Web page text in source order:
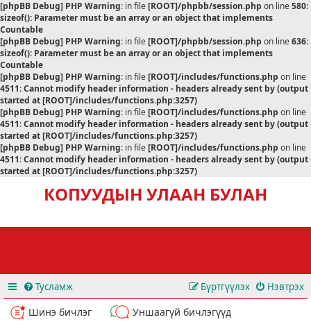
[phpBB Debug] PHP Warning: in file[ROOT]/phpbb/session.php on line580:
sizeof(): Parameter must be an array or an object that implements
Countable
[phpBB Debug] PHP Warning: in file[ROOT]/phpbb/session.php on line636:
sizeof(): Parameter must be an array or an object that implements
Countable
[phpBB Debug] PHP Warning: in file[ROOT]/includes/functions.php on line
4511:Cannot modify header information - headers already sent by (output
started at [ROOT]/includes/functions.php:3257)
[phpBB Debug] PHP Warning: in file[ROOT]/includes/functions.php on line
4511:Cannot modify header information - headers already sent by (output
started at [ROOT]/includes/functions.php:3257)
[phpBB Debug] PHP Warning: in file[ROOT]/includes/functions.php on line
4511:Cannot modify header information - headers already sent by (output
started at [ROOT]/includes/functions.php:3257)
КОПУУДЫН УЛААН БУЛАН
Тусламж Нэвтрэх
Бүртгүүлэх
Шинэ бичлэг
Уншаагүй бичлэгүүд